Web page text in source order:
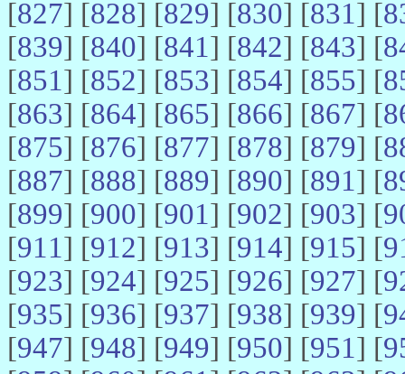
[827] [828] [829] [830] [831] [
[839] [840] [841] [842] [843] [
[851] [852] [853] [854] [855] [
[863] [864] [865] [866] [867] [
[875] [876] [877] [878] [879] [
[887] [888] [889] [890] [891] [
[899] [900] [901] [902] [903] [
[911] [912] [913] [914] [915] [
[923] [924] [925] [926] [927] [
[935] [936] [937] [938] [939] [
[947] [948] [949] [950] [951] [